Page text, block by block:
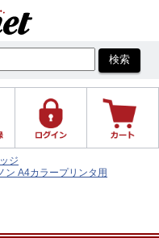
ジ
ン A4カラープリンタ用